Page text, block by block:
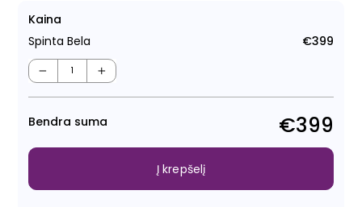
Kaina
Spinta Bela
€399
− +
Bendra suma €399
Į krepšelį